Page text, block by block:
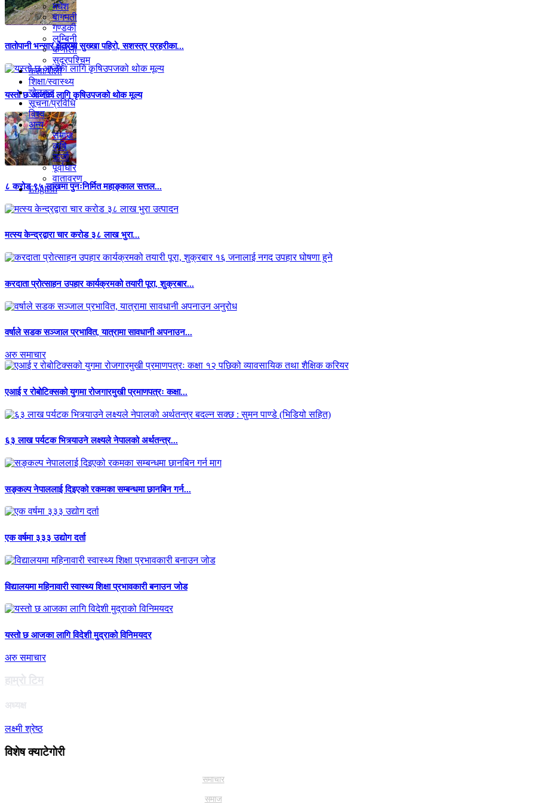
मधेश
बागमती
गण्डकी
लुम्बिनी
कर्णाली
सुदूरपश्चिम
कला/शैली
शिक्षा/स्वास्थ्य
खेलकुद
सूचना/प्रविधि
विश्व
अन्य
समाज
कृषि
ऊर्जा
पूर्वाधार
वातावरण
English
तातोपानी भन्सार क्षेत्रमा सुख्खा पहिरो, सशस्त्र प्रहरीका...
यस्तो छ आजका लागि कृषिउपजको थोक मूल्य
८ करोड ९५ लाखमा पुनःनिर्मित महाङ्काल सत्तल...
मत्स्य केन्द्रद्वारा चार करोड ३८ लाख भुरा...
करदाता प्रोत्साहन उपहार कार्यक्रमको तयारी पूरा, शुक्रबार...
वर्षाले सडक सञ्जाल प्रभावित, यात्रामा सावधानी अपनाउन...
अरु समाचार
एआई र रोबोटिक्सको युगमा रोजगारमुखी प्रमाणपत्रः कक्षा...
६३ लाख पर्यटक भित्र्याउने लक्ष्यले नेपालको अर्थतन्त्र...
सङ्कल्प नेपाललाई दिइएको रकमका सम्बन्धमा छानबिन गर्न...
एक वर्षमा ३३३ उद्योग दर्ता
विद्यालयमा महिनावारी स्वास्थ्य शिक्षा प्रभावकारी बनाउन जोड
यस्तो छ आजका लागि विदेशी मुद्राको विनिमयदर
अरु समाचार
हाम्राे टिम
अध्यक्ष
लक्ष्मी श्रेष्ठ
विशेष क्याटेगाेरी
समाचार
समाज